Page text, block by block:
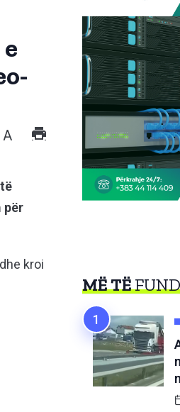
A
për
kroi
MË TË